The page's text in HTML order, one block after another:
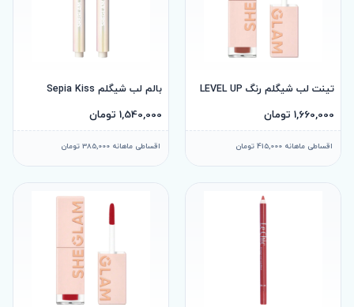
تینت لب شیگلم رنگ LEVEL UP
1,660,000 تومان
اقساطی ماهانه 415,000 تومان
بالم لب شیگلم Sepia Kiss
1,540,000 تومان
اقساطی ماهانه 385,000 تومان